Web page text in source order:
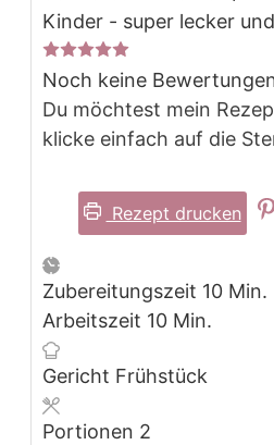
Kinder - super lecker
Noch keine
Du möchtest mein
klicke einfach auf die
Rezept drucken
Zubereitungszeit 10 Min.
Arbeitszeit 10Minuten
Min.
Gericht Frühstück
Portionen 2